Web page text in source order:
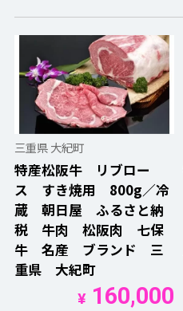
三重県 大紀町
特産松阪牛 リブロー
ス すき焼用 800g／冷
蔵 朝日屋 ふるさと納
税 牛肉 松阪肉 七保
牛 名産 ブランド 三
重県 大紀町
¥160,000